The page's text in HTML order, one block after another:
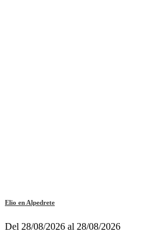
Elio en Alpedrete
Del 28/08/2026 al 28/08/2026